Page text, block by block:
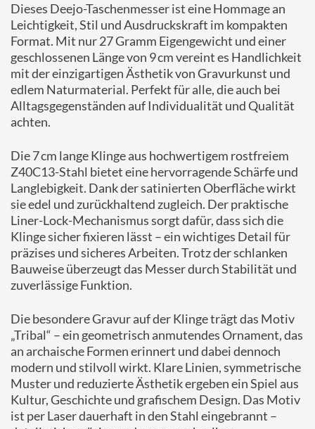
Dieses Deejo-Taschenmesser ist eine Hommage an
Leichtigkeit, Stil und Ausdruckskraft im kompakten
Format. Mit nur 27 Gramm Eigengewicht und einer
geschlossenen Länge von 9 cm vereint es Handlichkeit
mit der einzigartigen Ästhetik von Gravurkunst und
edlem Naturmaterial. Perfekt für alle, die auch bei
Alltagsgegenständen auf Individualität und Qualität
achten.
Die 7 cm lange Klinge aus hochwertigem rostfreiem
Z40C13-Stahl bietet eine hervorragende Schärfe und
Langlebigkeit. Dank der satinierten Oberfläche wirkt
sie edel und zurückhaltend zugleich. Der praktische
Liner-Lock-Mechanismus sorgt dafür, dass sich die
Klinge sicher fixieren lässt – ein wichtiges Detail für
präzises und sicheres Arbeiten. Trotz der schlanken
Bauweise überzeugt das Messer durch Stabilität und
zuverlässige Funktion.
Die besondere Gravur auf der Klinge trägt das Motiv
„Tribal“ – ein geometrisch anmutendes Ornament, das
an archaische Formen erinnert und dabei dennoch
modern und stilvoll wirkt. Klare Linien, symmetrische
Muster und reduzierte Ästhetik ergeben ein Spiel aus
Kultur, Geschichte und grafischem Design. Das Motiv
ist per Laser dauerhaft in den Stahl eingebrannt –